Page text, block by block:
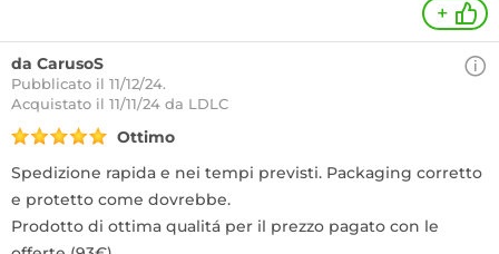
+
da CarusoS
Pubblicato il 11/12/24.
Acquistato il 11/11/24 da LDLC
Ottimo
Spedizione rapida e nei tempi previsti. Packaging corretto
e protetto come dovrebbe.
Prodotto di ottima qualitá per il prezzo pagato con le